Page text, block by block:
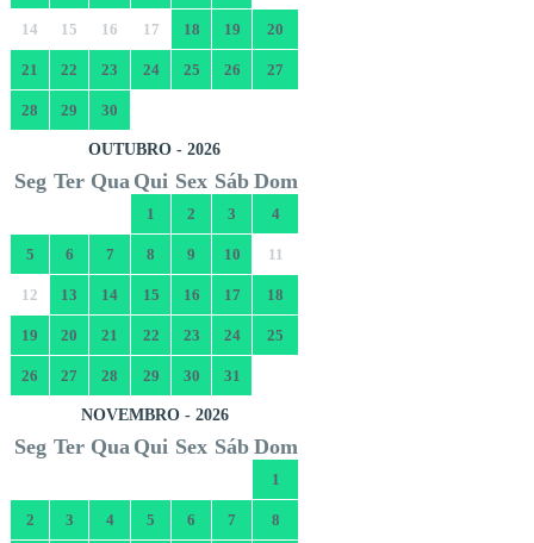
14 15 16 17 18 19 20
21 22 23 24 25 26 27
28 29 30
OUTUBRO - 2026
Seg Ter Qua Qui Sex Sáb Dom
1 2 3 4
5 6 7 8 9 10 11
12 13 14 15 16 17 18
19 20 21 22 23 24 25
26 27 28 29 30 31
NOVEMBRO - 2026
Seg Ter Qua Qui Sex Sáb Dom
1
2 3 4 5 6 7 8